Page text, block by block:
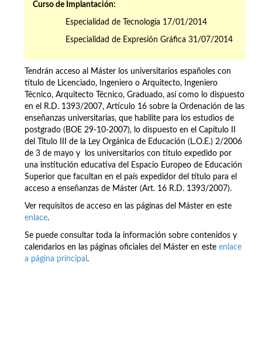
Curso de Implantación:
Especialidad de Tecnología 17/01/2014
Especialidad de Expresión Gráfica 31/07/2014
Tendrán acceso al Máster los universitarios españoles con
título de Licenciado, Ingeniero o Arquitecto, Ingeniero
Técnico, Arquitecto Técnico, Graduado, así como lo dispuesto
en el R.D. 1393/2007, Artículo 16 sobre la Ordenación de las
enseñanzas universitarias, que habilite para los estudios de
postgrado (BOE 29-10-2007), lo dispuesto en el Capítulo II
del Título III de la Ley Orgánica de Educación (L.O.E.) 2/2006
de 3 de mayo y los universitarios con título expedido por
una institución educativa del Espacio Europeo de Educación
Superior que facultan en el país expedidor del título para el
acceso a enseñanzas de Máster (Art. 16 R.D. 1393/2007).
Ver requisitos de acceso en las páginas del Máster en este
enlace.
Se puede consultar toda la información sobre contenidos y
calendarios en las páginas oficiales del Máster en este enlace
a página principal .